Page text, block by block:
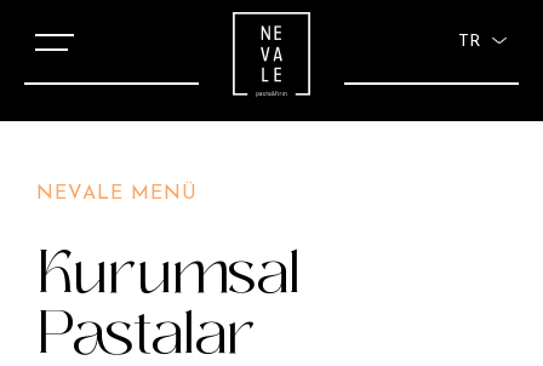
TR
NEVALE MENÜ
Kurumsal
Pastalar